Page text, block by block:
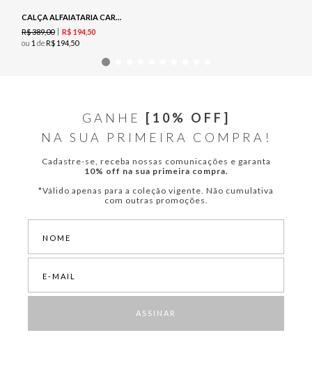
CALÇA ALFAIATARIA CARGO - PRETO
R$389,00 R$ 194 50
ou 1 deR$ 194 50
GANHE
[10% OFF]
NA SUA PRIMEIRA COMPRA!
Cadastre-se, receba nossas comunicações e garanta
10% off na sua primeira compra.
*Válido apenas para a coleção vigente. Não cumulativa
com outras promoções.
ASSINAR